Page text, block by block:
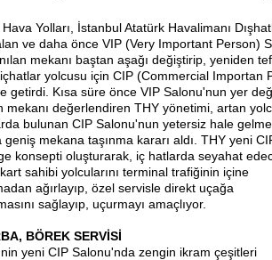
Yolları, İstanbul Atatürk Havalimanı
ve daha önce VIP (Very Important Person)
mekanı baştan aşağı değiştirip, yeniden
yolcusu için CIP (Commercial Importan
getirdi. Kısa süre önce VIP Salonu'nun yer
mekanı değerlendiren THY yönetimi, artan
bulunan CIP Salonu'nun yetersiz hale
geniş mekana taşınma kararı aldı. THY yeni
konsepti oluşturarak, iç hatlarda seyahat
sahibi yolcularını terminal trafiğinin içine
ağırlayıp, özel servisle direkt uçağa
sağlayıp, uçurmayı amaçlıyor.
BÖREK SERVİSİ
yeni CIP Salonu'nda zengin ikram çeşitleri